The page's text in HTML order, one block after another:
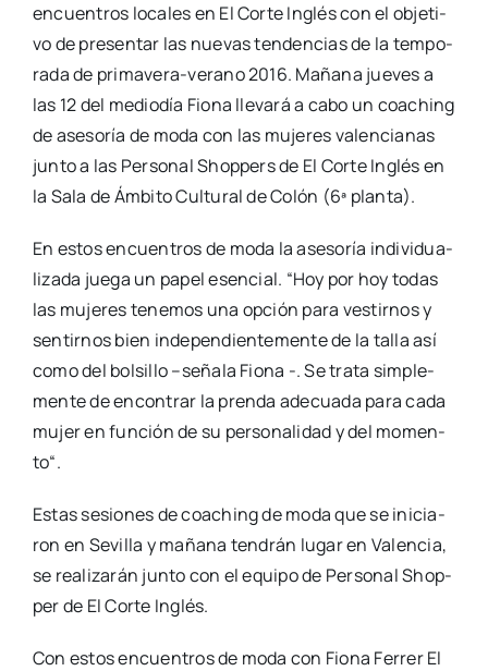
encuen­tros loca­les en El Cor­te Inglés con el obje­ti­
vo de pre­sen­tar las nue­vas ten­den­cias de la tem­po­
ra­da de pri­­ma­­ve­­ra-verano 2016. Maña­na jue­ves a
las 12 del medio­día Fio­na lle­va­rá a cabo un coaching
de ase­so­ría de moda con las muje­res valen­cia­nas
jun­to a las Per­so­nal Shop­pers de El Cor­te Inglés en
la Sala de Ámbi­to Cul­tu­ral de Colón (6ª plan­ta).
En estos encuen­tros de moda la ase­so­ría indi­vi­dua­
li­za­da jue­ga un papel esen­cial. “Hoy por hoy todas
las muje­res tene­mos una opción para ves­tir­nos y
sen­tir­nos bien inde­pen­dien­te­men­te de la talla así
como del bol­si­llo –seña­la Fio­na -. Se tra­ta sim­ple­
men­te de encon­trar la pren­da ade­cua­da para cada
mujer en fun­ción de su per­so­na­li­dad y del momen­
to“.
Estas sesio­nes de coaching de moda que se ini­cia­
ron en Sevi­lla y maña­na ten­drán lugar en Valen­cia,
se rea­li­za­rán jun­to con el equi­po de Per­so­nal Shop­
per de El Cor­te Inglés.
Con estos encuen­tros de moda con Fio­na Ferrer El